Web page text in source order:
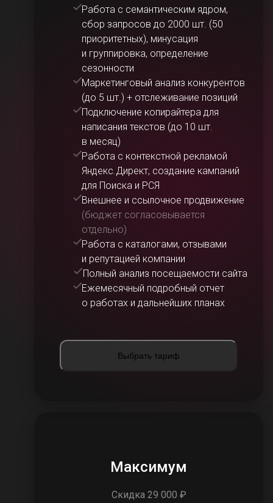
Работа с семантическим ядром,
сбор запросов до 2000 шт. (50
приоритетных), минусация
и группировка, определение
сезонности
Маркетинговый анализ конкурентов
(до 5 шт.) + отслеживание позиций
Подключение копирайтера для
написания текстов (до 10 шт.
в месяц)
Работа с контекстной рекламой
Яндекс.Директ, создание кампаний
для Поиска и РСЯ
Внешнее и ссылочное продвижение
(бюджет согласовывается
отдельно)
Работа с каталогами, отзывами
и репутацией компании
Полный анализ посещаемости сайта
Ежемесячный подробный отчет
о работах и дальнейших планах
Выбрать тариф
Максимум
Скидка 29 000 ₽